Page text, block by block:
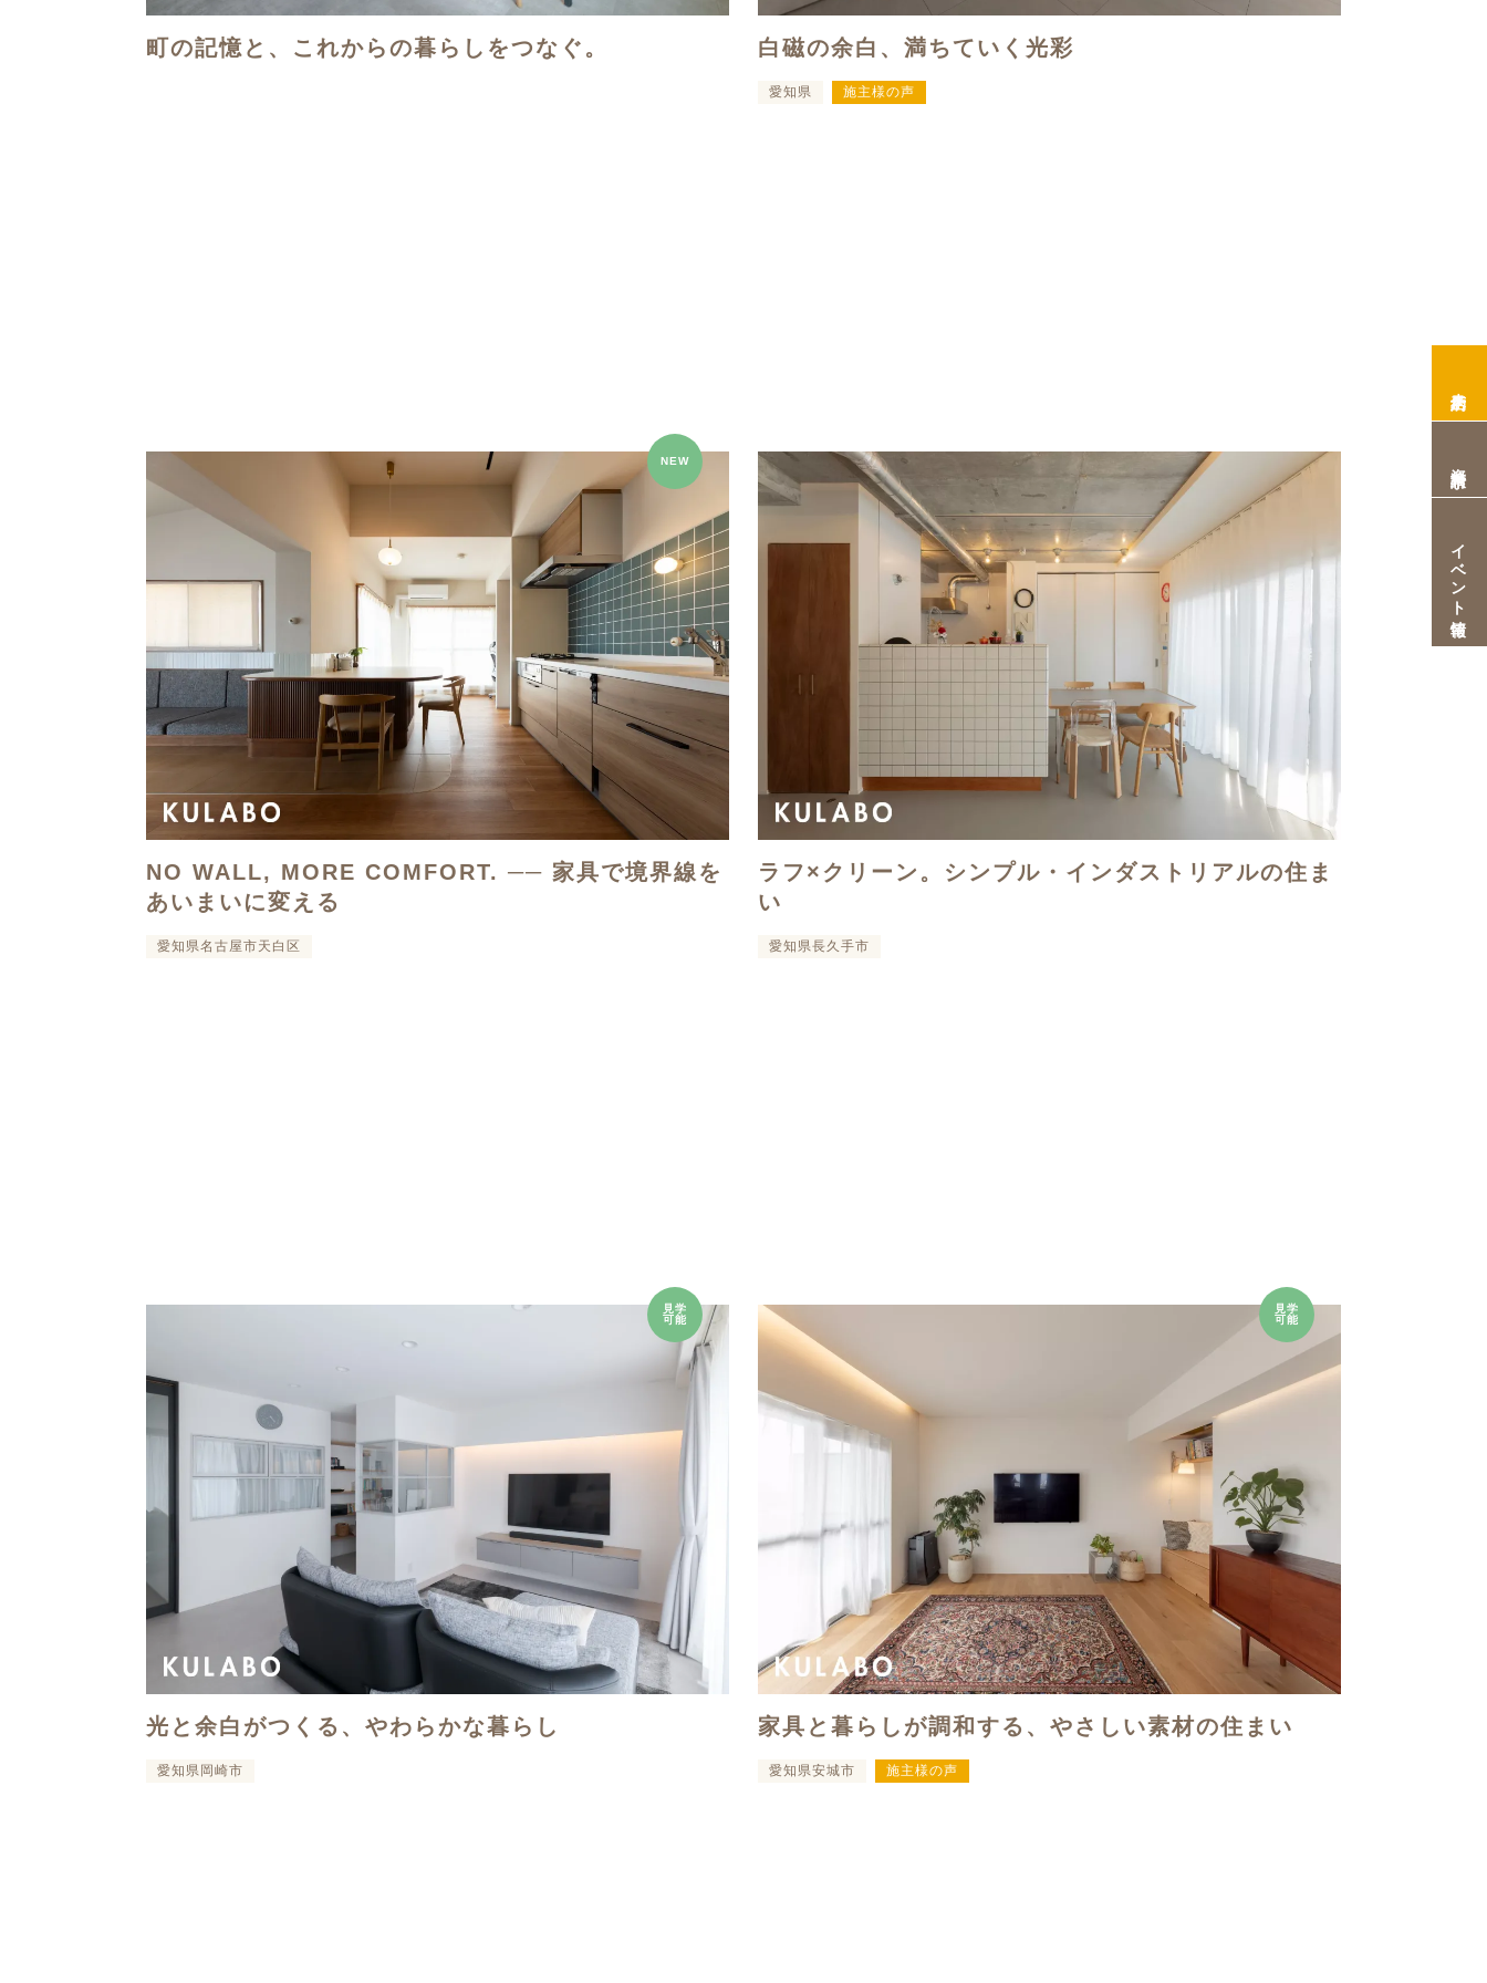
イベント情報
町の記憶と、これからの暮らしをつなぐ。 白磁の余白、満ちていく光彩
愛知県 施主様の声
NEW
NO WALL, MORE COMFORT. ── 家具で境界線を
あいまいに変える
愛知県名古屋市天白区
ラフ×クリーン。シンプル・インダストリアルの住ま
い
愛知県長久手市
見学
可能
光と余白がつくる、やわらかな暮らし
愛知県岡崎市
見学
可能
家具と暮らしが調和する、やさしい素材の住まい
愛知県安城市 施主様の声